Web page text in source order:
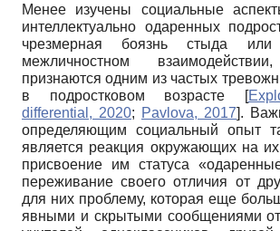
Менее изучены социальные
интеллектуально одаренных
чрезмерная боязнь стыда
межличностном
признаются одним из частых
в подростковом возрасте
[
differential, 2020; Pavlova, 2017].
определяющим социальный опыт
является реакция окружающих на
присвоение им статуса
переживание своего отличия от
для них проблему, которая еще
явными и скрытыми сообщениями